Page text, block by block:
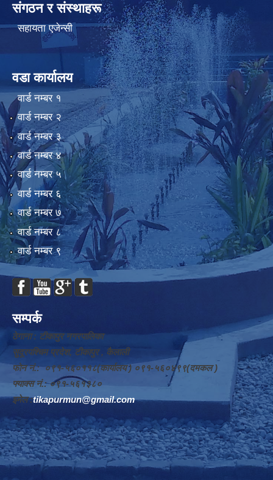
संगठन र संस्थाहरू
सहायता एजेन्सी
वडा कार्यालय
वार्ड न‌म्बर १
वार्ड न‌म्बर २
वार्ड न‌म्बर ३
वार्ड न‌म्बर ४
वार्ड न‌म्बर ५
वार्ड न‌म्बर ६
वार्ड न‌म्बर ७
वार्ड न‌म्बर ८
वार्ड न‌म्बर ९
सम्पर्क
ठेगाना : टीकापुर नगरपालिका
सुदूरपश्चिम प्रदेश, टीकापुर , कैलाली
फोन नं.: ०९१-५६०११८(कार्यालय ) ०९१-५६०४९९(दमकल )
फ्याक्स नं.: ०९१-५६१३८०
इमेल :tikapurmun@gmail.com